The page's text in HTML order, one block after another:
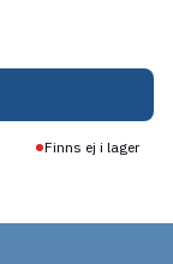
Finns ej i lager